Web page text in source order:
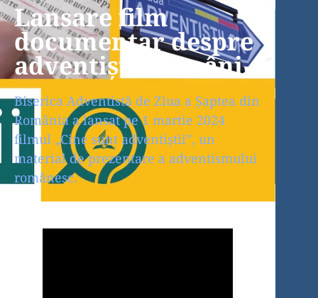
Lansare film
documentar despre
adventiștii români
Biserica Adventistă de Ziua a Șaptea din
România a lansat pe 1 martie 2024
filmul „Cine sunt adventiștii”, un
material de prezentare a adventismului
românesc.